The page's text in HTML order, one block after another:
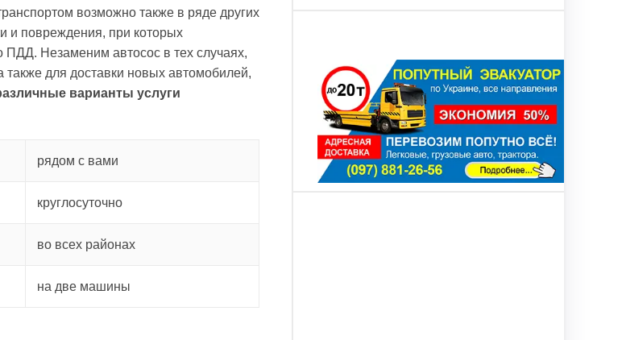
возможно также в ряде других
и повреждения, при которых
ПДД. Незаменим автосос в тех случаях,
также для доставки новых автомобилей,
варианты услуги
рядом с вами
круглосуточно
во всех районах
на две машины